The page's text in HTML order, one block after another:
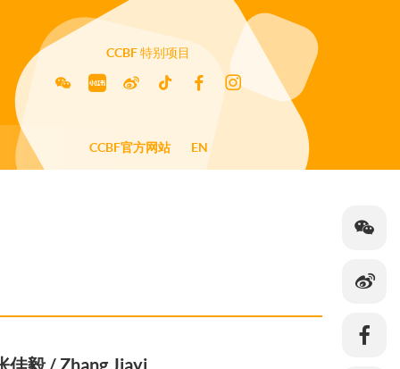
CCBF特别项目
CCBF官方网站 EN